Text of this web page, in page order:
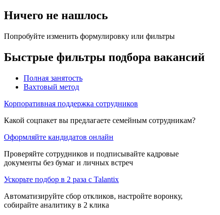
Ничего не нашлось
Попробуйте изменить формулировку или фильтры
Быстрые фильтры подбора вакансий
Полная занятость
Вахтовый метод
Корпоративная поддержка сотрудников
Какой соцпакет вы предлагаете семейным сотрудникам?
Оформляйте кандидатов онлайн
Проверяйте сотрудников и подписывайте кадровые
документы без бумаг и личных встреч
Ускорьте подбор в 2 раза с Talantix
Автоматизируйте сбор откликов, настройте воронку,
собирайте аналитику в 2 клика